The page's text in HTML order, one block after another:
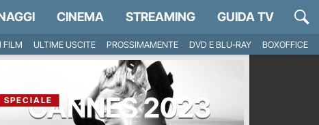
CINEMA STREAMING GUIDA TV
FILM ULTIME USCITE PROSSIMAMENTE DVD E BLU-RAY
BOXOFFICE
SPECIALECANNES 2023